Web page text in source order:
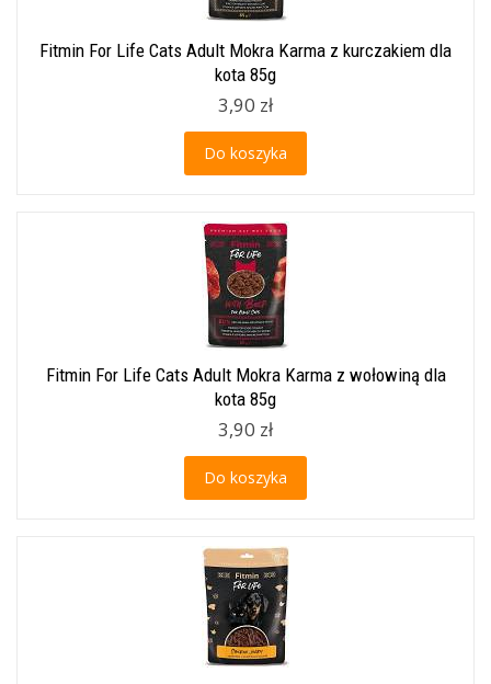
Fitmin For Life Cats Adult Mokra Karma z kurczakiem dla
kota 85g
3,90 zł
Do koszyka
Fitmin For Life Cats Adult Mokra Karma z wołowiną dla
kota 85g
3,90 zł
Do koszyka